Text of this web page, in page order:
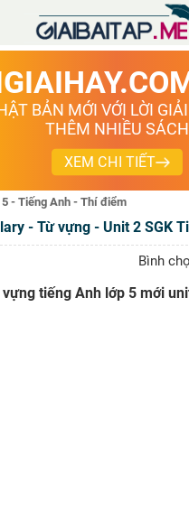
BẢN MỚI VỚI LỜI
THÊM NHIỀU SÁCH
XEM CHI TIẾT
- Tiếng Anh - Thí điểm
- Từ vựng - Unit 2 SGK
Bình
tiếng Anh lớp 5 mới